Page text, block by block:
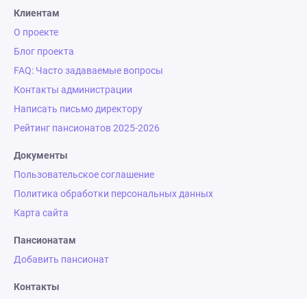
Клиентам
О проекте
Блог проекта
FAQ: Часто задаваемые вопросы
Контакты администрации
Написать письмо директору
Рейтинг пансионатов 2025-2026
Документы
Пользовательское соглашение
Политика обработки персональных данных
Карта сайта
Пансионатам
Добавить пансионат
Контакты